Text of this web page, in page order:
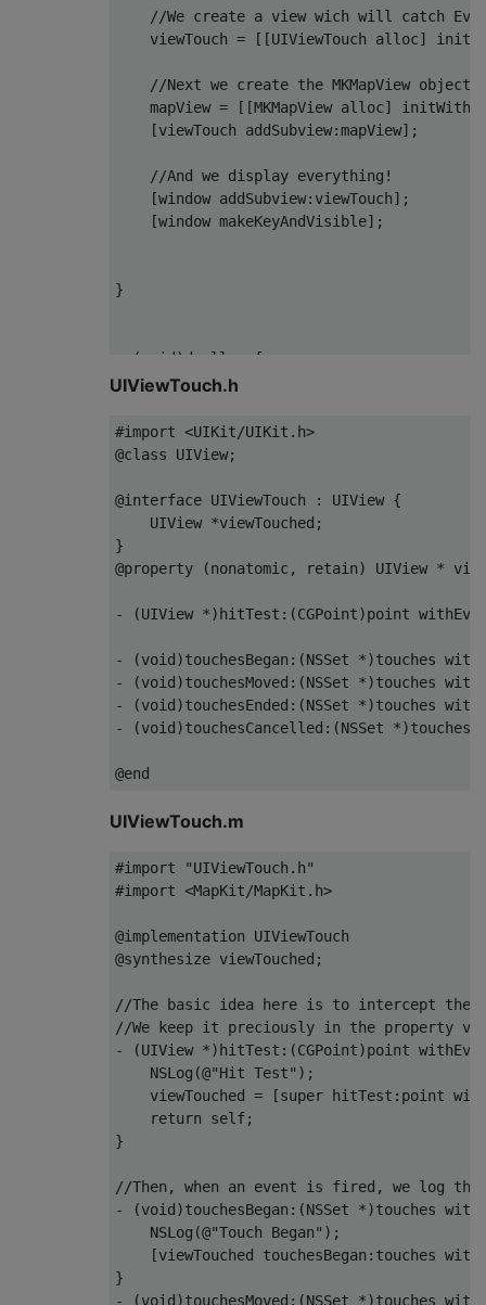
//We create a view wich will catch
    viewTouch
= [[UIViewTouch alloc]
//Next we create the MKMapView
    mapView
= [[MKMapView alloc]
[viewTouch addSubview:mapView];
//And we display everything!
[window addSubview: viewTouch];
[window makeKeyAndVisible];
}
( void) dealloc
{
[window release
}
@end
UIViewTouch.h
#import <UIKit/UIKit.h>
@class
UIView;
@interface UIViewTouch : UIView {
UIView *viewTouched ;
}
@property
(nonatomic , retain) UIView *
- (UIView *)hitTest :(CGPoint)point
- (void)touchesBegan :(NSSet *)touches
-
(void)touchesMoved :(NSSet *)touches
-
(void)touchesEnded :(NSSet *)touches
-
(void)touchesCancelled :(NSSet *)touches
@end
UIViewTouch.m
#import "UIViewTouch.h"
#import <MapKit/MapKit.h>
@implementation
UIViewTouch
@synthesize viewTouched ;
//The basic idea here is to intercept the
//We keep it preciously in the property
-
(UIView *)hitTest :(CGPoint)point
NSLog (@"Hit Test" );
    viewTouched
= [super hitTest : point
return self;
}
//Then, when an event is fired, we log
-
(void)touchesBegan :(NSSet *)touches
NSLog (@"Touch Began" );
[viewTouched touchesBegan : touches
}
-
(void)touchesMoved :(NSSet *)touches